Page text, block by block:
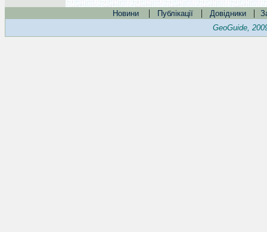
Новини | Публікації | Довідники |
GeoGuide,